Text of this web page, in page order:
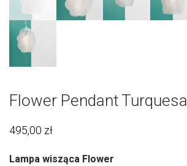
Flower Pendant Turquesa
495,00 zł
Lampa wisząca Flower